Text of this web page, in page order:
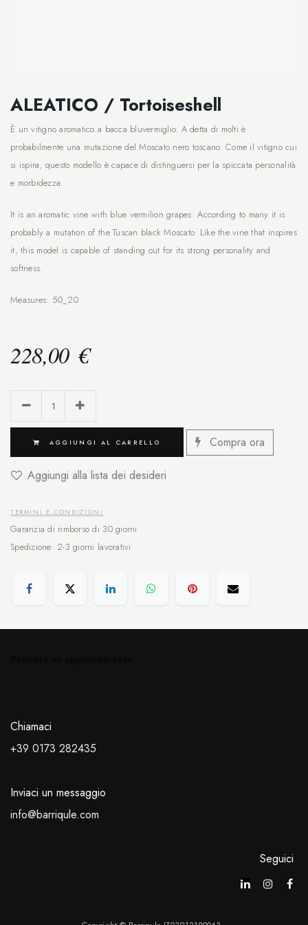
ALEATICO / Tortoiseshell
È un vitigno aromatico a bacca bluvermiglio. A detta di molti è
probabilmente una mutazione del Moscato nero toscano. Come il vitigno cui
si ispira, questo modello è capace di distinguersi per la spiccata personalità
e morbidezza.
It is an aromatic vine with blue vermilion grapes. According to many it is
probably a mutation of the Tuscan black Moscato. Like the vine that inspires
it, this model is capable of standing out for its strong personality and
softness.
Measures: 50_20
228,00 €
AGGIUNGI AL CARRELLO Compra ora
Aggiungi alla lista dei desideri
TERMINI E CONDIZIONI
Garanzia di rimborso di 30 giorni
Spedizione: 2-3 giorni lavorativi
Chiamaci
+39 0173 282435
Inviaci un messaggio
info@barriqule.com
Seguici